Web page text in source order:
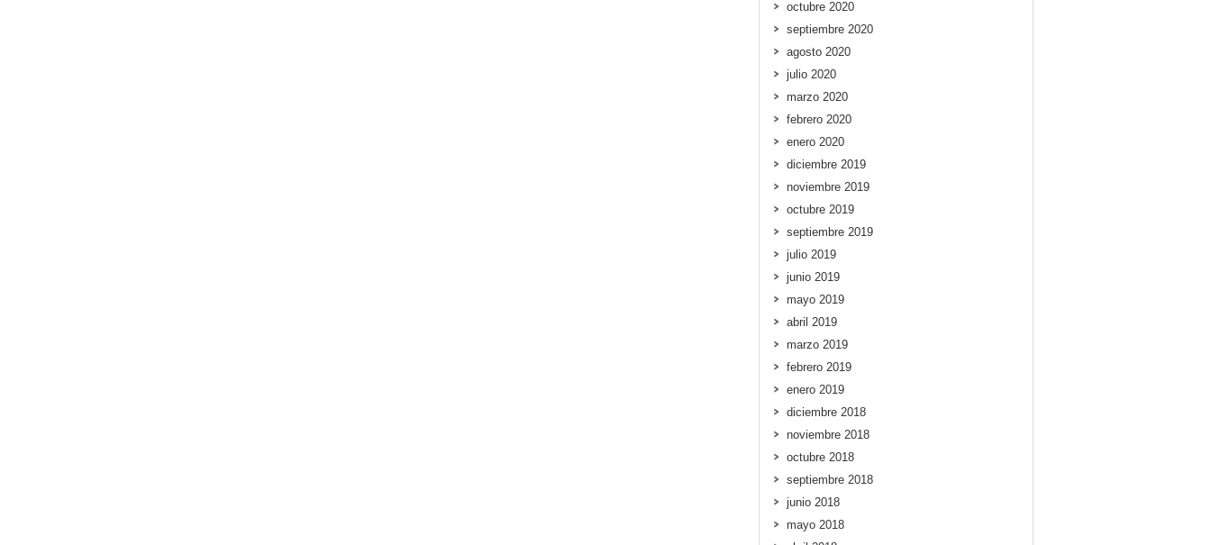
octubre 2020
septiembre 2020
agosto 2020
julio 2020
marzo 2020
febrero 2020
enero 2020
diciembre 2019
noviembre 2019
octubre 2019
septiembre 2019
julio 2019
junio 2019
mayo 2019
abril 2019
marzo 2019
febrero 2019
enero 2019
diciembre 2018
noviembre 2018
octubre 2018
septiembre 2018
junio 2018
mayo 2018